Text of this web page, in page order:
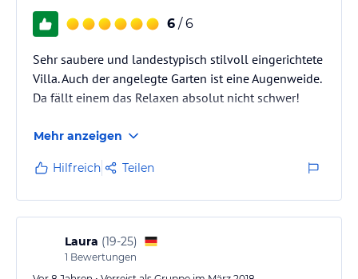
6 / 6
Sehr saubere und landestypisch stilvoll eingerichtete
Villa. Auch der angelegte Garten ist eine Augenweide.
Da fällt einem das Relaxen absolut nicht schwer!
Mehr anzeigen
Hilfreich Teilen
Laura (19-25)
1 Bewertungen